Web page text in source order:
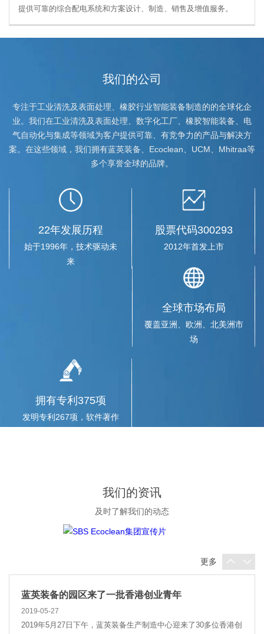
提供可靠的综合配电系统和方案设计、制造、销售及增值服务。
我们的公司
专注于工业清洗及表面处理、橡胶行业智能装备制造的的全球化企
业。我们在工业清洗及表面处理、数字化工厂、橡胶智能装备、电
气自动化与集成等领域为客户提供可靠、有竞争力的产品与解决方
案。在这些领域，我们拥有蓝英装备、Ecoclean、UCM、Mhitraa等
多个享誉全球的品牌。
22年发展历程
始于1996年，技术驱动未
来
股票代码300293
2012年首发上市
全球市场布局
覆盖亚洲、欧洲、北美洲市
场
拥有专利375项
发明专利267项，软件著作
我们的资讯
及时了解我们的动态
辽宁省商务厅领导一行赴蓝英集团调研
2019年4月9日，辽宁省商务厅副厅长王广利一行走访蓝英集团沈
阳公司，双方就企业国际并购、海外市场开拓、技...
辽宁上市公司协会20余家会员企业赴蓝...
蓝英装备与沈工大机械、电气工程学院...
2019年6月19日，蓝英装备与沈阳工业大学机械工程学院、电气工
蓝英装备的园区来了一批香港创业青年
2019-05-27
2019年5月27日下午，蓝英装备生产制造中心迎来了30多位香港创
更多